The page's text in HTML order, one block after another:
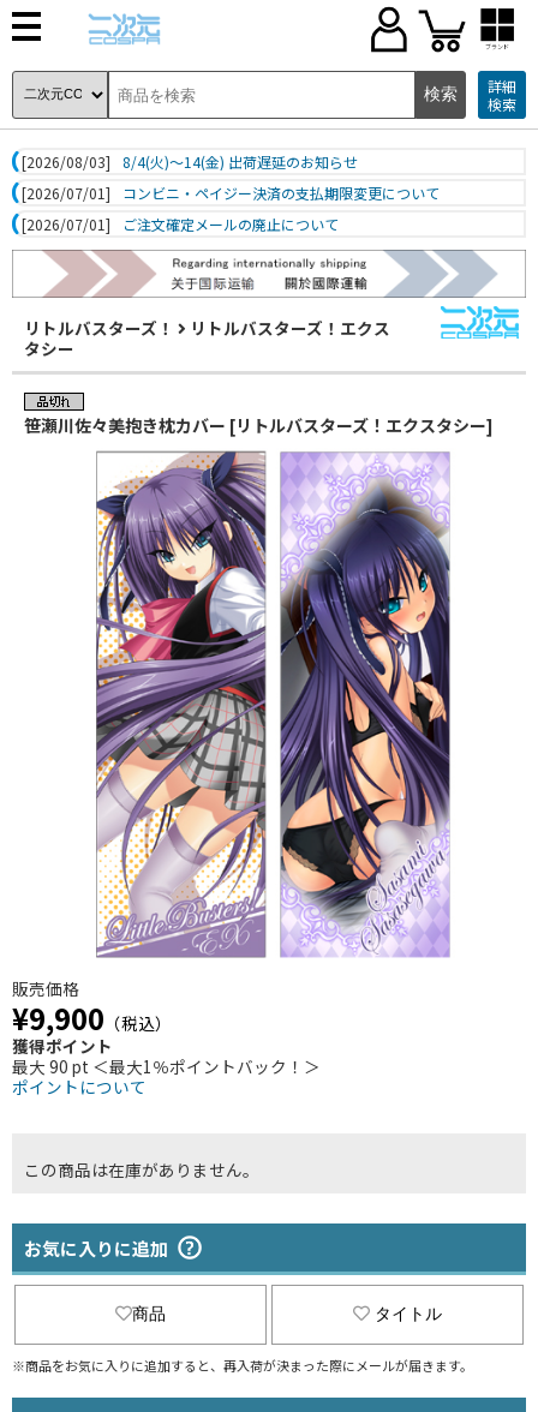
ブランド
詳細
検索
[2026/08/03]
8/4(火)～14(金) 出荷遅延のお知らせ
[2026/07/01]
コンビニ・ペイジー決済の支払期限変更について
[2026/07/01]
ご注文確定メールの廃止について
リトルバスターズ！
リトルバスターズ！エクス
タシー
笹瀬川佐々美抱き枕カバー [リトルバスターズ！エクスタシー]
販売価格
¥9,900 （税込）
獲得ポイント
最大 90 pt ＜最大1％ポイントバック！＞
ポイントについて
この商品は在庫がありません。
お気に入りに追加
商品 タイトル
※商品をお気に入りに追加すると、再入荷が決まった際にメールが届きます。